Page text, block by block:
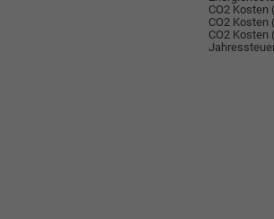
CO2 Kosten
CO2 Kosten
CO2 Kosten